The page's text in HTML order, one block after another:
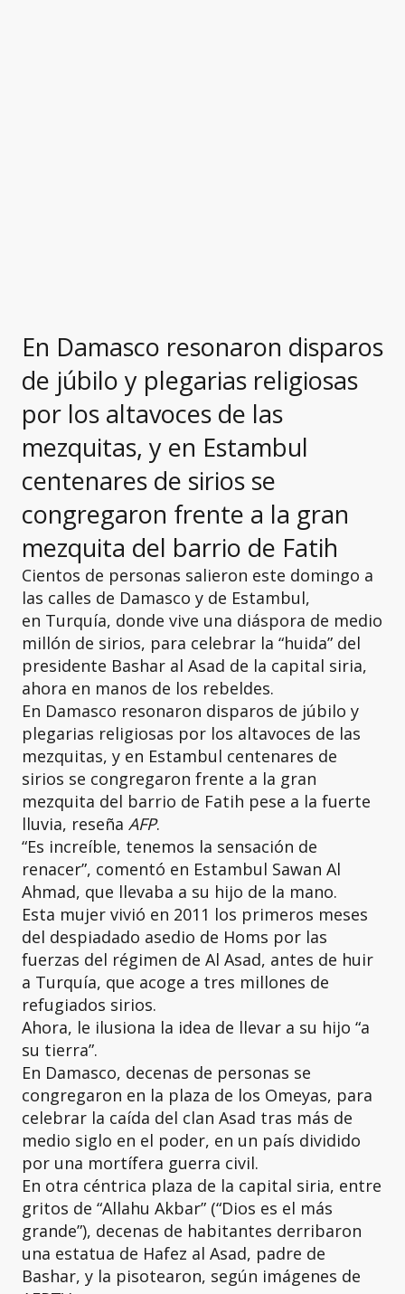
En Damasco resonaron disparos
de júbilo y plegarias religiosas
por los altavoces de las
mezquitas, y en Estambul
centenares de sirios se
congregaron frente a la gran
mezquita del barrio de Fatih
Cientos de personas salieron este domingo a
las calles de Damasco y de Estambul,
en Turquía, donde vive una diáspora de medio
millón de sirios, para celebrar la “huida” del
presidente Bashar al Asad de la capital siria,
ahora en manos de los rebeldes.
En Damasco resonaron disparos de júbilo y
plegarias religiosas por los altavoces de las
mezquitas, y en Estambul centenares de
sirios se congregaron frente a la gran
mezquita del barrio de Fatih pese a la fuerte
lluvia, reseña AFP.
“Es increíble, tenemos la sensación de
renacer”, comentó en Estambul Sawan Al
Ahmad, que llevaba a su hijo de la mano.
Esta mujer vivió en 2011 los primeros meses
del despiadado asedio de Homs por las
fuerzas del régimen de Al Asad, antes de huir
a Turquía, que acoge a tres millones de
refugiados sirios.
Ahora, le ilusiona la idea de llevar a su hijo “a
su tierra”.
En Damasco, decenas de personas se
congregaron en la plaza de los Omeyas, para
celebrar la caída del clan Asad tras más de
medio siglo en el poder, en un país dividido
por una mortífera guerra civil.
En otra céntrica plaza de la capital siria, entre
gritos de “Allahu Akbar” (“Dios es el más
grande”), decenas de habitantes derribaron
una estatua de Hafez al Asad, padre de
Bashar, y la pisotearon, según imágenes de